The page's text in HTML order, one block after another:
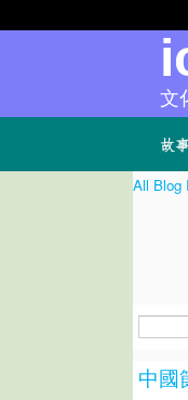
故
文
All Blog
中國